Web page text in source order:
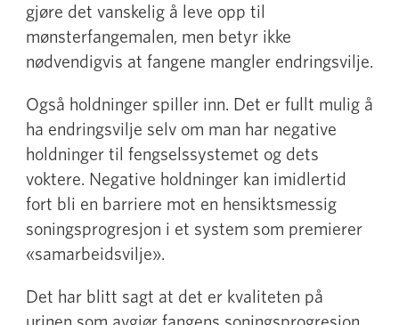
gjøre det vanskelig å leve opp til
mønsterfangemalen, men betyr ikke
nødvendigvis at fangene mangler endringsvilje.
Også holdninger spiller inn. Det er fullt mulig å
ha endringsvilje selv om man har negative
holdninger til fengselssystemet og dets
voktere. Negative holdninger kan imidlertid
fort bli en barriere mot en hensiktsmessig
soningsprogresjon i et system som premierer
«samarbeidsvilje».
Det har blitt sagt at det er kvaliteten på